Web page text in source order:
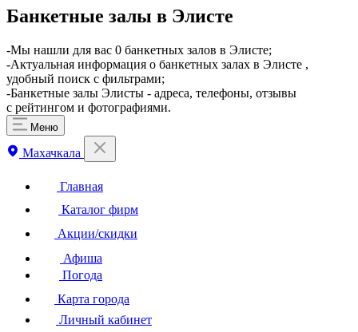
Банкетные залы в Элисте
-Мы нашли для вас 0 банкетных залов в Элисте;
-Актуальная информация о банкетных залах в Элисте ,
удобный поиск с фильтрами;
-Банкетные залы Элисты - адреса, телефоны, отзывы
с рейтингом и фотографиями.
Меню
Махачкала
Главная
Каталог фирм
Акции/скидки
Афиша
Погода
Карта города
Личный кабинет